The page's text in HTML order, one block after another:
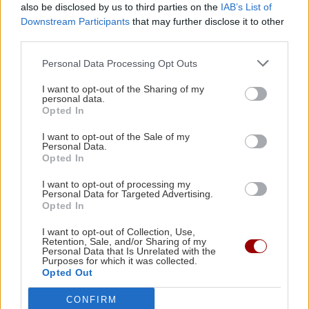
also be disclosed by us to third parties on the IAB’s List of
Downstream Participants that may further disclose it to other
Personal Data Processing Opt Outs
I want to opt-out of the Sharing of my
personal data.
Opted In
I want to opt-out of the Sale of my
Personal Data.
Opted In
I want to opt-out of processing my
Personal Data for Targeted Advertising.
Opted In
I want to opt-out of Collection, Use,
Retention, Sale, and/or Sharing of my
Personal Data that Is Unrelated with the
Purposes for which it was collected.
Opted Out
CONFIRM
πιο κει ένα ζευγάρι στιβάνια. Ήταν του Σταύρου!
Ο συγγενής έσκυψε, έκανε να τα μαζέψει. Τα υποδήματα
του νεκρού ήταν πολύτιμα εκείνα τα χρόνια· οι άνθρωποι
παρατήσουν εκεί. Την ώρα που τα σήκωνε δεν άντεξε.
Μια κραυγή πόνου βγήκε από το στόμα του… Τα στιβάνια
κομμάτια από σάρκες. Τα πόδια του Σταύρου!
δεν μπορεί να το επιβεβαιώσει ούτε να το διαψεύσει
σήμερα. Το μόνο σίγουρο είναι ότι οι σάρκες του ήρωα
αυτά ήταν σκισμένα στο ύψος των αστραγάλων, ήταν
κομμένα και το πετσί κρεμόταν. Άλλο φρικτό σημάδι της
συμφοράς.
Η συνέχεια της ιστορίας φανερώνει μέσα από πόσες